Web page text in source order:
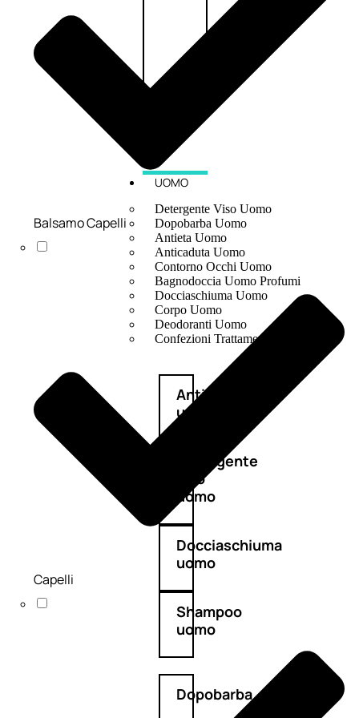
UOMO
Detergente Viso Uomo
Dopobarba Uomo
Antieta Uomo
Anticaduta Uomo
Contorno Occhi Uomo
Bagnodoccia Uomo Profumi
Docciaschiuma Uomo
Corpo Uomo
Deodoranti Uomo
Confezioni Trattamenti Uomo
Antietà
uomo
Detergente
viso
uomo
Docciaschiuma
uomo
Shampoo
uomo
Dopobarba
Balsamo Capelli
Capelli